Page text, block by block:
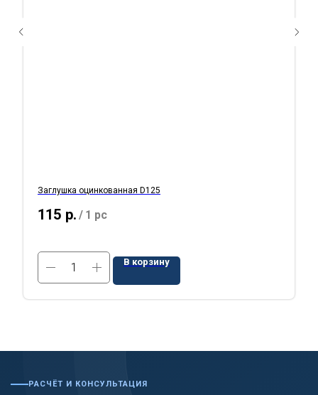
Заглушка оцинкованная D125
115 р. / 1 pc
В корзину
РАСЧЁТ И КОНСУЛЬТАЦИЯ